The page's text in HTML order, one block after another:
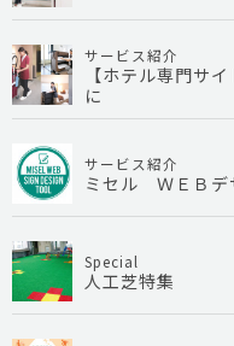
サービス紹介
【ホテル専門サ
に
サービス紹介
ミセル ＷＥＢデ
Special
人工芝特集